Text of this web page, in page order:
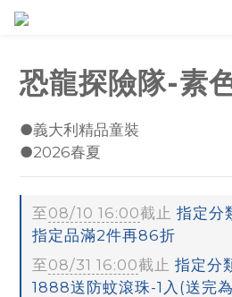
恐龍探險隊-素
●義大利精品童裝
●2026春夏
至08/10 16:00截止 指定分
指定品滿2件再86折
至08/31 16:00截止 指定分
1888送防蚊滾珠-1入(送完